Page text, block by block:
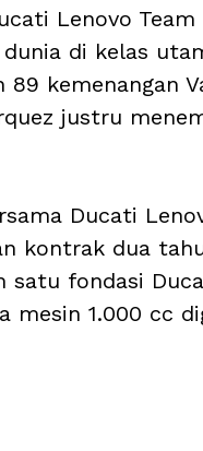
Lenovo Team
di kelas
kemenangan
justru
Ducati
kontrak dua
satu fondasi
mesin 1.000 cc